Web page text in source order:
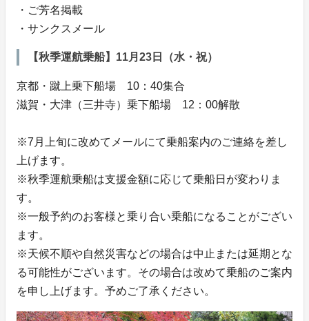
・ご芳名掲載
・サンクスメール
【秋季運航乗船】11月23日（水・祝）
京都・蹴上乗下船場 10：40集合
滋賀・大津（三井寺）乗下船場 12：00解散
※7月上旬に改めてメールにて乗船案内のご連絡を差し
上げます。
※秋季運航乗船は支援金額に応じて乗船日が変わりま
す。
※一般予約のお客様と乗り合い乗船になることがござい
ます。
※天候不順や自然災害などの場合は中止または延期とな
る可能性がございます。その場合は改めて乗船のご案内
を申し上げます。予めご了承ください。